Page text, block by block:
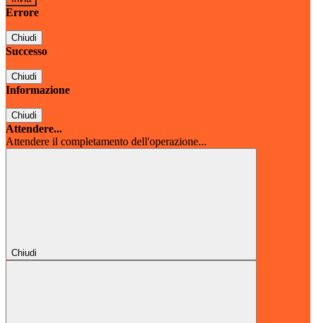
Errore
Chiudi
Successo
Chiudi
Informazione
Chiudi
Attendere...
Attendere il completamento dell'operazione...
Chiudi